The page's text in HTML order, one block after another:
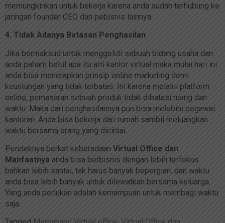
memungkinkan untuk bekerja karena anda sudah terhubung ke
jaringan founder CEO dan pebisnis lainnya.
4. Tidak Adanya Batasan Penghasilan
Jika bermaksud untuk menggeluti sebuah bidang usaha dan
anda paham betul apa itu arti kantor virtual maka mulai hari ini
anda bisa menerapkan prinsip online marketing demi
keuntungan yang tidak terbatas. Ini karena melalui platform
online, pemasaran sebuah produk tidak dibatasi ruang dan
waktu. Maka dari penghasilannya pun bisa melebihi pegawai
kantoran. Anda bisa bekerja dari rumah sambil meluangkan
waktu bersama orang yang dicintai.
Pendeknya berkat keberadaan Virtual Office dan
Manfaatnya anda bisa berbisnis dengan lebih terfokus
bahkan lebih santai, tak harus banyak bepergian, dan waktu
anda bisa lebih banyak untuk dilewatkan bersama keluarga.
Yang anda perlukan adalah kemampuan untuk membagi waktu
saja.